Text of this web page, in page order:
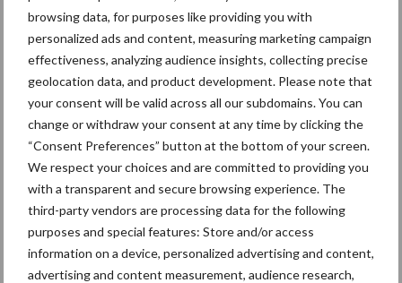
browsing data, for purposes like providing you with
personalized ads and content, measuring marketing campaign
effectiveness, analyzing audience insights, collecting precise
geolocation data, and product development. Please note that
your consent will be valid across all our subdomains. You can
change or withdraw your consent at any time by clicking the
“Consent Preferences” button at the bottom of your screen.
We respect your choices and are committed to providing you
with a transparent and secure browsing experience. The
third-party vendors are processing data for the following
purposes and special features: Store and/or access
information on a device, personalized advertising and content,
advertising and content measurement, audience research,
Primaire
Sidebar
Recent nieuws Partner nieuws
6 aug
ForFarmers ziet volume en
marktaandeel groeien in krimpende
Nederlandse markt
Toon meer